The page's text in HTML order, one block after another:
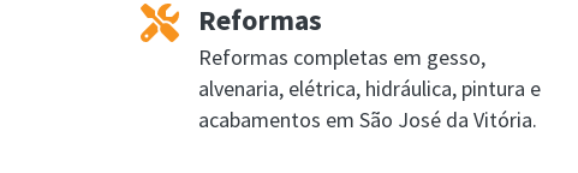
Reformas
Reformas completas em gesso,
alvenaria, elétrica, hidráulica, pintura e
acabamentos em São José da Vitória.